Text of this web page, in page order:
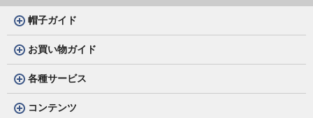
帽子ガイド
お買い物ガイド
各種サービス
コンテンツ